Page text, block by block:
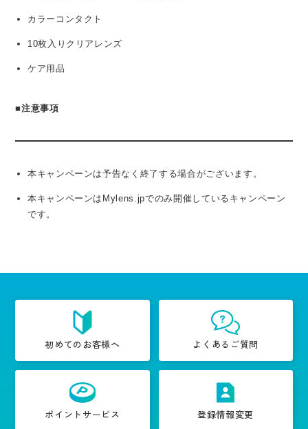
カラーコンタクト
10枚入りクリアレンズ
ケア用品
■注意事項
本キャンペーンは予告なく終了する場合がございます。
本キャンペーンはMylens.jpでのみ開催しているキャンペーン
です。
初めてのお客様へ よくあるご質問
ポイントサービス 登録情報変更